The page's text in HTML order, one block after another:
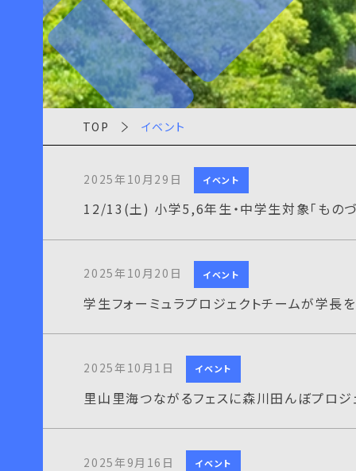
TOP イベント
2025年10月29日 イベント
12/13(土) 小学5,6年生・中学生対象「ものづ
2025年10月20日 イベント
学生フォーミュラプロジェクトチームが学長
2025年10月1日 イベント
里山里海つながるフェスに森川田んぼプロジ
2025年9月16日 イベント